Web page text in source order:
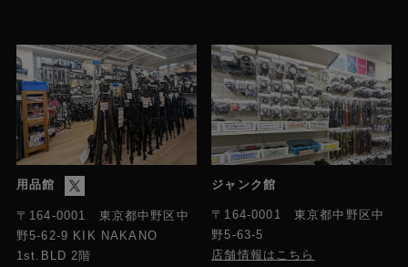
用品館
〒164-0001 東京都中野区中
野5-62-9 KIK NAKANO
1st.BLD 2階
ジャンク館
〒164-0001 東京都中野区中
野5-63-5
店舗情報はこちら